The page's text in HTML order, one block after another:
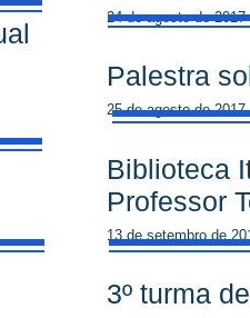
24 de agosto de 2017
Palestra
25 de agosto de 2017
Biblioteca
Professor
13 de setembro de
3º turma